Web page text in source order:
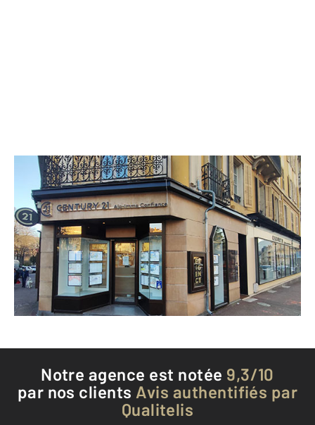
CENTURY 21 Alp-Immo-Confiance
1 avenue Charles de Gaulle
AIX LES BAINS - 73100
Envoyer un message
Téléphoner à l'agence
Notre agence est notée 9,3/10
par nos clients Avis authentifiés par
Qualitelis